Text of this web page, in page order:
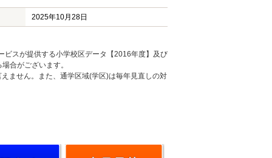
2025年10月28日
ビスが提供する小学校区データ【2016年度】及び
合がございます。
ません。また、通学区域(学区)は毎年見直しの対